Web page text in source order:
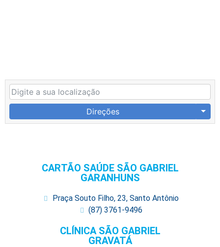
Direções
CARTÃO SAÚDE SÃO GABRIEL
GARANHUNS
Praça Souto Filho, 23, Santo Antônio
(87) 3761-9496
CLÍNICA SÃO GABRIEL
GRAVATÁ